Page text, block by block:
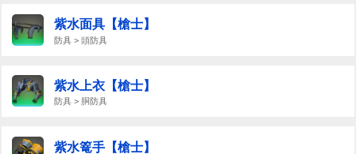
紫水面具【槍士】
防具 > 頭防具
紫水上衣【槍士】
防具 > 胴防具
紫水篭手【槍士】